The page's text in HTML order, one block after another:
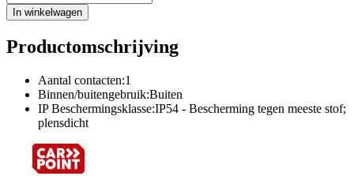
In winkelwagen
Productomschrijving
Aantal contacten:1
Binnen/buitengebruik:Buiten
IP Beschermingsklasse:IP54 - Bescherming tegen meeste stof;
plensdicht